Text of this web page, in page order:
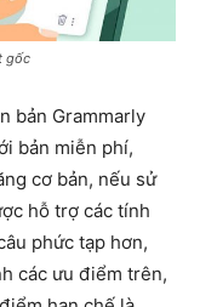
gốc
bản Grammarly
bản miễn phí,
cơ bản, nếu sử
hỗ trợ các tính
phức tạp hơn,
các ưu điểm trên,